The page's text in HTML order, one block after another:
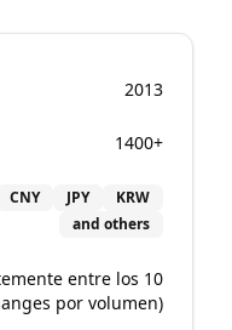
2013
1400+
CNY JPY
KRW
and others
entre los 10
por volumen)